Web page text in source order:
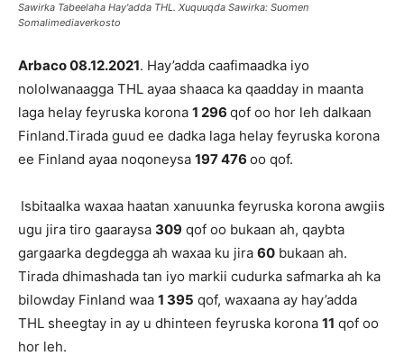
Sawirka Tabeelaha Hay'adda THL. Xuquuqda Sawirka: Suomen
Somalimediaverkosto
Arbaco 08.12.2021. Hay’adda caafimaadka iyo
nololwanaagga THL ayaa shaaca ka qaadday in maanta
laga helay feyruska korona 1 296 qof oo hor leh dalkaan
Finland.Tirada guud ee dadka laga helay feyruska korona
ee Finland ayaa noqoneysa 197 476 oo qof.
Isbitaalka waxaa haatan xanuunka feyruska korona awgiis
ugu jira tiro gaaraysa 309 qof oo bukaan ah, qaybta
gargaarka degdegga ah waxaa ku jira 60 bukaan ah.
Tirada dhimashada tan iyo markii cudurka safmarka ah ka
bilowday Finland waa 1 395 qof, waxaana ay hay’adda
THL sheegtay in ay u dhinteen feyruska korona 11 qof oo
hor leh.